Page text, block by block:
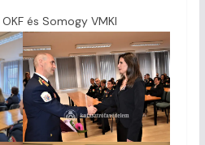
és Somogy VMKI